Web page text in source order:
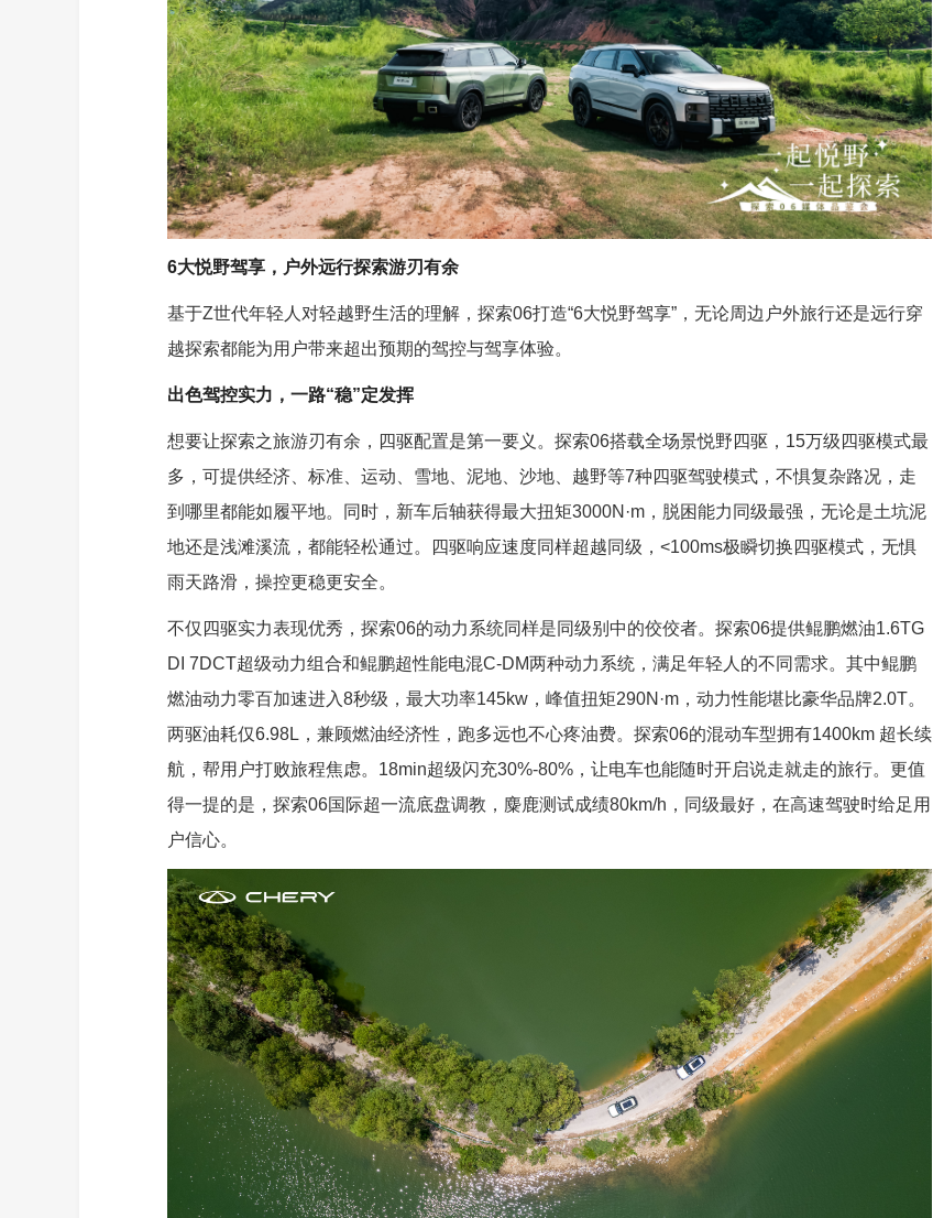
6大悦野驾享，户外远行探索游刃有余
基于Z世代年轻人对轻越野生活的理解，探索06打造“6大悦野驾享”，无论周边户外旅行还是远行穿
越探索都能为用户带来超出预期的驾控与驾享体验。
出色驾控实力，一路“稳”定发挥
想要让探索之旅游刃有余，四驱配置是第一要义。探索06搭载全场景悦野四驱，15万级四驱模式最
多，可提供经济、标准、运动、雪地、泥地、沙地、越野等7种四驱驾驶模式，不惧复杂路况，走
到哪里都能如履平地。同时，新车后轴获得最大扭矩3000N·m，脱困能力同级最强，无论是土坑泥
地还是浅滩溪流，都能轻松通过。四驱响应速度同样超越同级，<100ms极瞬切换四驱模式，无惧
雨天路滑，操控更稳更安全。
不仅四驱实力表现优秀，探索06的动力系统同样是同级别中的佼佼者。探索06提供鲲鹏燃油1.6TG
DI 7DCT超级动力组合和鲲鹏超性能电混C-DM两种动力系统，满足年轻人的不同需求。其中鲲鹏
燃油动力零百加速进入8秒级，最大功率145kw，峰值扭矩290N·m，动力性能堪比豪华品牌2.0T。
两驱油耗仅6.98L，兼顾燃油经济性，跑多远也不心疼油费。探索06的混动车型拥有1400km 超长续
航，帮用户打败旅程焦虑。18min超级闪充30%-80%，让电车也能随时开启说走就走的旅行。更值
得一提的是，探索06国际超一流底盘调教，麋鹿测试成绩80km/h，同级最好，在高速驾驶时给足用
户信心。